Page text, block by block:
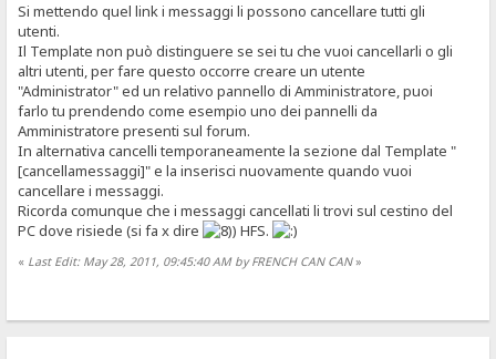
Si mettendo quel link i messaggi li possono cancellare tutti gli
utenti.
Il Template non può distinguere se sei tu che vuoi cancellarli o gli
altri utenti, per fare questo occorre creare un utente
"Administrator" ed un relativo pannello di Amministratore, puoi
farlo tu prendendo come esempio uno dei pannelli da
Amministratore presenti sul forum.
In alternativa cancelli temporaneamente la sezione dal Template "
[cancellamessaggi]" e la inserisci nuovamente quando vuoi
cancellare i messaggi.
Ricorda comunque che i messaggi cancellati li trovi sul cestino del
PC dove risiede (si fa x dire
) HFS.
« Last Edit: May 28, 2011, 09:45:40 AM by FRENCH CAN CAN»